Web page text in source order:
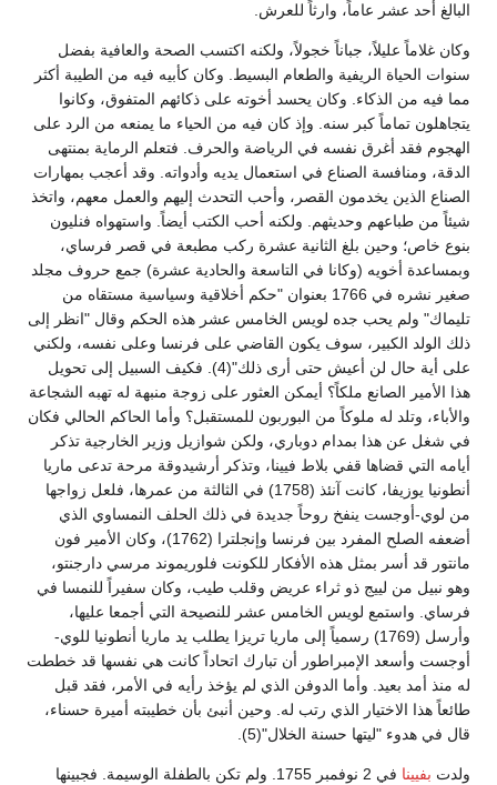
البالغ أحد عشر عاماً، وارثاً للعرش.
وكان غلاماً عليلاً، جباناً خجولاً، ولكنه اكتسب الصحة والعافية بفضل
سنوات الحياة الريفية والطعام البسيط. وكان كأبيه فيه من الطيبة أكثر
مما فيه من الذكاء. وكان يحسد أخوته على ذكائهم المتفوق، وكانوا
يتجاهلون تماماً كبر سنه. وإذ كان فيه من الحياء ما يمنعه من الرد على
الهجوم فقد أغرق نفسه في الرياضة والحرف. فتعلم الرماية بمنتهى
الدقة، ومنافسة الصناع في استعمال يديه وأدواته. وقد أعجب بمهارات
الصناع الذين يخدمون القصر، وأحب التحدث إليهم والعمل معهم، واتخذ
شيئاً من طباعهم وحديثهم. ولكنه أحب الكتب أيضاً. واستهواه فنليون
بنوع خاص؛ وحين بلغ الثانية عشرة ركب مطبعة في قصر فرساي،
وبمساعدة أخويه (وكانا في التاسعة والحادية عشرة) جمع حروف مجلد
صغير نشره في 1766 بعنوان "حكم أخلاقية وسياسية مستقاه من
تليماك" ولم يحب جده لويس الخامس عشر هذه الحكم وقال "انظر إلى
ذلك الولد الكبير، سوف يكون القاضي على فرنسا وعلى نفسه، ولكني
على أية حال لن أعيش حتى أرى ذلك"(4). فكيف السبيل إلى تحويل
هذا الأمير الصانع ملكاً؟ أيمكن العثور على زوجة منبهة له تهبه الشجاعة
والأباء، وتلد له ملوكاً من البوربون للمستقبل؟ وأما الحاكم الحالي فكان
في شغل عن هذا بمدام دوباري، ولكن شوازيل وزير الخارجية تذكر
أيامه التي قضاها قفي بلاط فيينا، وتذكر أرشيدوقة مرحة تدعى ماريا
أنطونيا يوزيفا، كانت آنئذ (1758) في الثالثة من عمرها، فلعل زواجها
من لوي-أوجست ينفخ روحاً جديدة في ذلك الحلف النمساوي الذي
أضعفه الصلح المفرد بين فرنسا وإنجلترا (1762)، وكان الأمير فون
مانتور قد أسر بمثل هذه الأفكار للكونت فلوريموند مرسي دارجنتو،
وهو نبيل من لييج ذو ثراء عريض وقلب طيب، وكان سفيراً للنمسا في
فرساي. واستمع لويس الخامس عشر للنصيحة التي أجمعا عليها،
وأرسل (1769) رسمياً إلى ماريا تريزا يطلب يد ماريا أنطونيا للوي-
أوجست وأسعد الإمبراطور أن تبارك اتحاداً كانت هي نفسها قد خططت
له منذ أمد بعيد. وأما الدوفن الذي لم يؤخذ رأيه في الأمر، فقد قبل
طائعاً هذا الاختيار الذي رتب له. وحين أنبئ بأن خطيبته أميرة حسناء،
قال في هدوء "ليتها حسنة الخلال"(5).
ولدت بفيينا
في 2 نوفمبر 1755. ولم تكن بالطفلة الوسيمة. فجبينها